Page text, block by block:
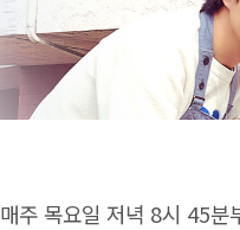
매주 목요일 저녁 8시 45